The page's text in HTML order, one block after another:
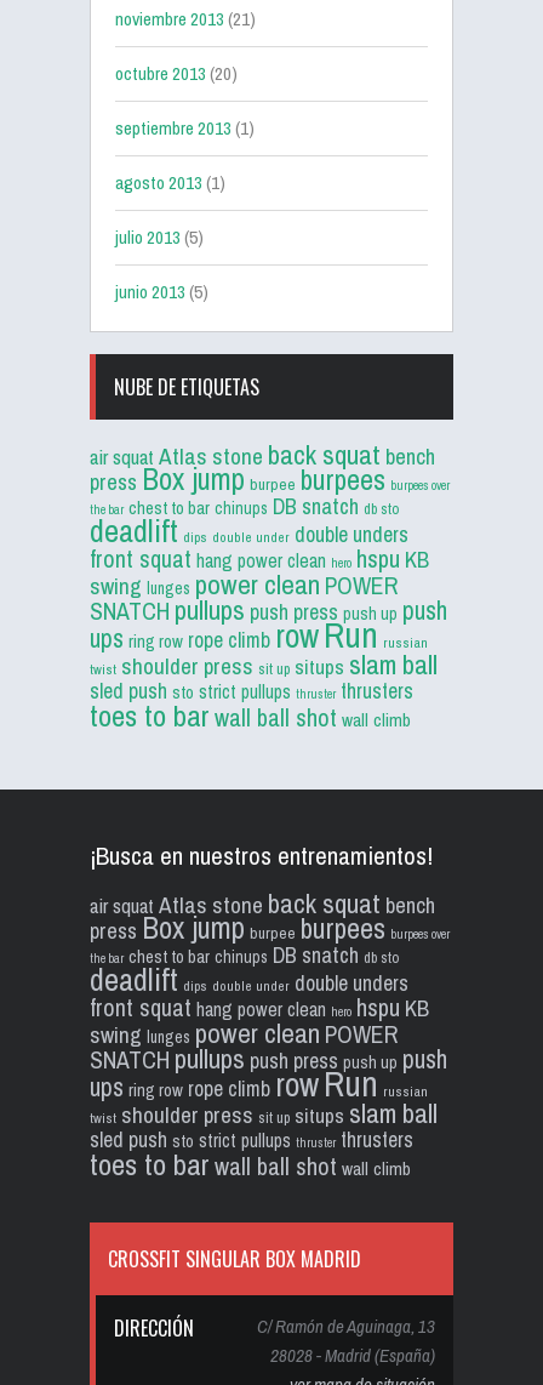
noviembre 2013(21)
octubre 2013(20)
septiembre 2013(1)
agosto 2013(1)
julio 2013(5)
junio 2013(5)
NUBE DE ETIQUETAS
air squat Atlas stone back squat bench
press Box jump burpee burpees burpees over
the bar chest to bar chinups DB snatch db sto
deadlift dips double under double unders
front squat hang power clean hero hspu KB
swing lunges power clean POWER
SNATCH pullups push press push up push
ups ring row rope climb rowRun russian
twist shoulder press sit up situps slam ball
sled push sto strict pullups thruster thrusters
toes to barwall ball shot wall climb
¡Busca en nuestros entrenamientos!
air squat Atlas stone back squat bench
press Box jump burpee burpees burpees over
the bar chest to bar chinups DB snatch db sto
deadlift dips double under double unders
front squat hang power clean hero hspu KB
swing lunges power clean POWER
SNATCH pullups push press push up push
ups ring row rope climb rowRun russian
twist shoulder press sit up situps slam ball
sled push sto strict pullups thruster thrusters
toes to barwall ball shot wall climb
CROSSFIT SINGULAR BOX MADRID
DIRECCIÓN
C/ Ramón de Aguinaga, 13
28028 - Madrid (España)